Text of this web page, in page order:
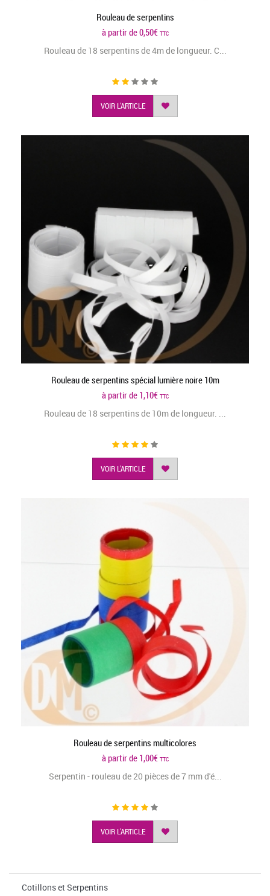
Rouleau de serpentins
à partir de0,50€ TTC
Rouleau de 18 serpentins de 4m de longueur. C...
VOIR L'ARTICLE
Rouleau de serpentins spécial lumière noire 10m
à partir de 1,10€ TTC
Rouleau de 18 serpentins de 10m de longueur. ...
VOIR L'ARTICLE
Rouleau de serpentins multicolores
à partir de 1,00€ TTC
Serpentin - rouleau de 20 pièces de 7 mm d'é...
VOIR L'ARTICLE
Cotillons et Serpentins